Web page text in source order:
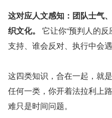
这对应人文感知：团队士气
织文化。
它让你“预判人的
支持、谁会反对、执行中会遇
这四类知识，合在一起，就
任何一类，你开着法拉利上
难只是时间问题。